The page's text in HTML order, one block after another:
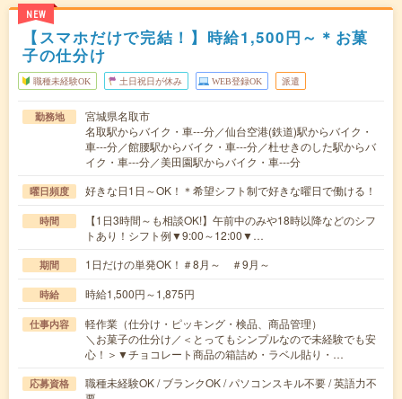
NEW
【スマホだけで完結！】時給1,500円～＊お菓
子の仕分け
職種未経験OK 土日祝日が休み WEB登録OK 派遣
勤務地
宮城県名取市
名取駅からバイク・車---分／仙台空港(鉄道)駅からバイク・
車---分／館腰駅からバイク・車---分／杜せきのした駅からバ
イク・車---分／美田園駅からバイク・車---分
曜日頻度 好きな日1日～OK！＊希望シフト制で好きな曜日で働ける！
時間
【1日3時間～も相談OK!】午前中のみや18時以降などのシフ
トあり！シフト例▼9:00～12:00▼…
期間 1日だけの単発OK！＃8月～ ＃9月～
時給 時給1,500円～1,875円
仕事内容
軽作業（仕分け・ピッキング・検品、商品管理）
＼お菓子の仕分け／＜とってもシンプルなので未経験でも安
心！＞▼チョコレート商品の箱詰め・ラベル貼り・…
応募資格
職種未経験OK / ブランクOK / パソコンスキル不要 / 英語力不